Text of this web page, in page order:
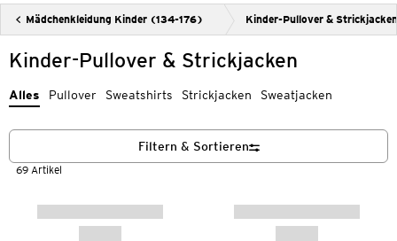
Mädchenkleidung Kinder (134-176) Kinder-Pullover & Strickjacken
Kinder-Pullover & Strickjacken
Alles Pullover Sweatshirts Strickjacken Sweatjacken
69 Artikel
Filtern & Sortieren